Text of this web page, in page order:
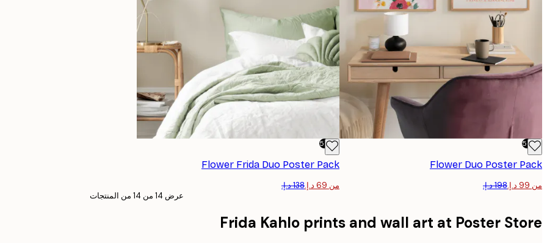
-50%
Flower Duo​​ Poster Pack
من ‏99 د.إ.‏
-50%
Flower Frida Duo​ Poster Pack
من ‏69 د.إ.‏
عرض 14 من 14 من المنتجات
Frida Kahlo prints and wall art at Poster Store